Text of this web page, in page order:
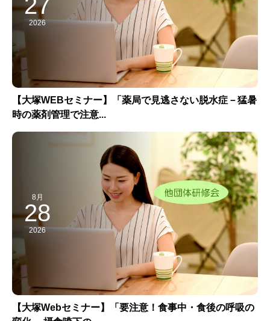
2026
【大塚WEBセミナー】「薬局で見逃さない脱水症－猛暑
時の薬剤管理で注意...
8月
28
2026
【大塚Webセミナー】「要注意！食事中・食後の呼吸の